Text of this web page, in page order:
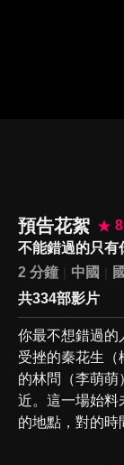
預告花絮
8
不能錯過的只有
2 分鐘
中國
共334部影片
你最不想錯過的
受挫的秦花生（
的林問（李萌萌
近。這一場始料
的地點，對的